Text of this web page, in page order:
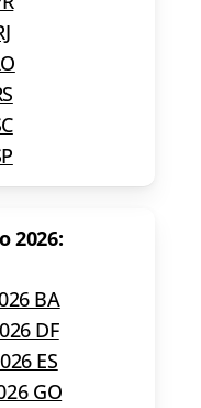
2026:
BA
DF
ES
GO